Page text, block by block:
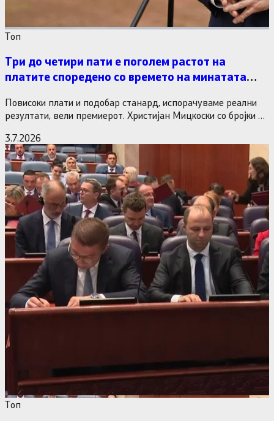
Tоп
Три до четири пати е поголем растот на
платите споредено со времето на минатата
Повисоки плати и подобар станард, испорачуваме реални
резултати, вели премиерот. Христијан Мицкоски со бројки и
3.7.2026
Tоп